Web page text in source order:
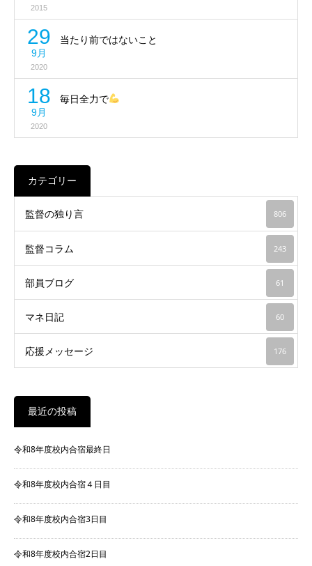
2015
29
9月
2020
当たり前ではないこと
18
9月
2020
毎日全力で
カテゴリー
監督の独り言 806
監督コラム 243
部員ブログ 61
マネ日記 60
応援メッセージ 176
最近の投稿
令和8年度校内合宿最終日
令和8年度校内合宿４日目
令和8年度校内合宿3日目
令和8年度校内合宿2日目